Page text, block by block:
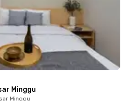
Minggu
Minggu